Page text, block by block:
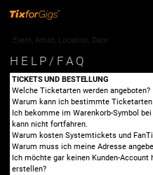
HELP/FAQ
TICKETS UND BESTELLUNG
Welche Ticketarten werden angeboten?
Warum kann ich bestimmte
Ich bekomme im Warenkorb-Symbol
kann nicht fortfahren.
Warum kosten Systemtickets und
Warum muss ich meine Adresse
Ich möchte gar keinen Kunden-
erstellen?